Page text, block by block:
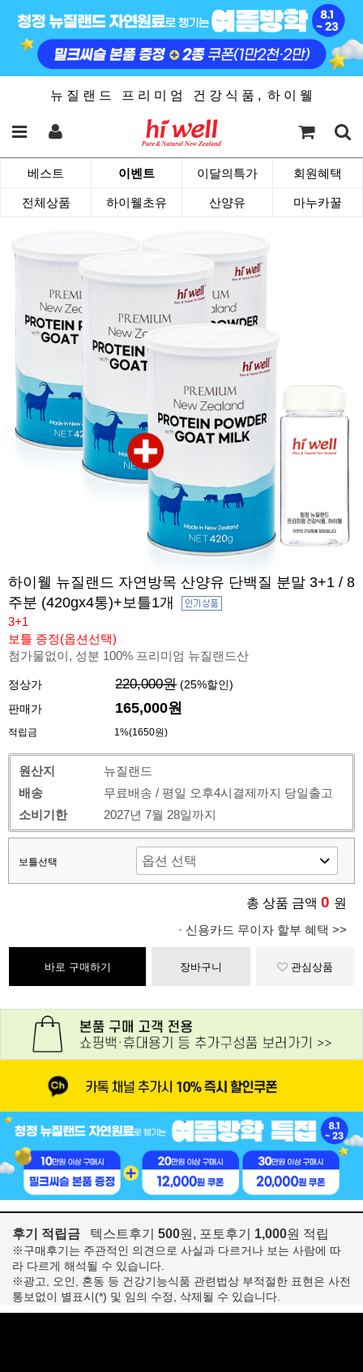
뉴 질 랜 드 프 리 미 엄 건 강 식 품 , 하 이 웰
베스트 이벤트 이달의특가 회원혜택
전체상품 하이웰초유 산양유 마누카꿀
하이웰 뉴질랜드 자연방목 산양유 단백질 분말 3+1 / 8
주분 (420gx4통)+보틀1개
3+1
보틀 증정(옵션선택)
첨가물없이, 성분 100% 프리미엄 뉴질랜드산
정상가 220,000원 (25%할인)
판매가
165,000원
적립금 1%(1650원)
원산지
뉴질랜드
배송
무료배송 / 평일 오후4시결제까지 당일출고
소비기한
2027년 7월 28일까지
보틀선택
총 상품 금액 0 원
· 신용카드 무이자 할부 혜택 >>
바로 구매하기 장바구니 관심상품
후기 적립금 텍스트후기 500원, 포토후기 1,000원 적립
※구매후기는 주관적인 의견으로 사실과 다르거나 보는 사람에 따
라 다르게 해석될 수 있습니다.
※광고, 오인, 혼동 등 건강기능식품 관련법상 부적절한 표현은 사전
통보없이 별표시(*) 및 임의 수정, 삭제될 수 있습니다.